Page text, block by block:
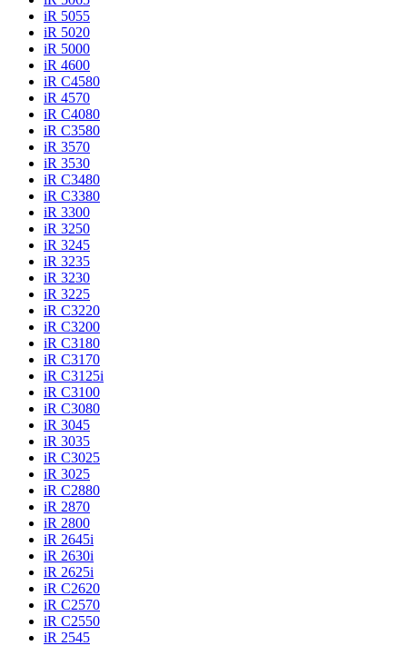
iR 5055
iR 5020
iR 5000
iR 4600
iR C4580
iR 4570
iR C4080
iR C3580
iR 3570
iR 3530
iR C3480
iR C3380
iR 3300
iR 3250
iR 3245
iR 3235
iR 3230
iR 3225
iR C3220
iR C3200
iR C3180
iR C3170
iR C3125i
iR C3100
iR C3080
iR 3045
iR 3035
iR C3025
iR 3025
iR C2880
iR 2870
iR 2800
iR 2645i
iR 2630i
iR 2625i
iR C2620
iR C2570
iR C2550
iR 2545